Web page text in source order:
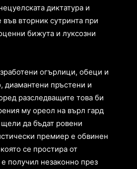
диктатура и
във вторник сутринта при
бижута и луксозни
огърлици, обеци и
диамантени пръстени и
разследващите това би
му ореол на върл гард
щели да бъдат ровени
премиер е обвинен
се простира от
получил незаконно през